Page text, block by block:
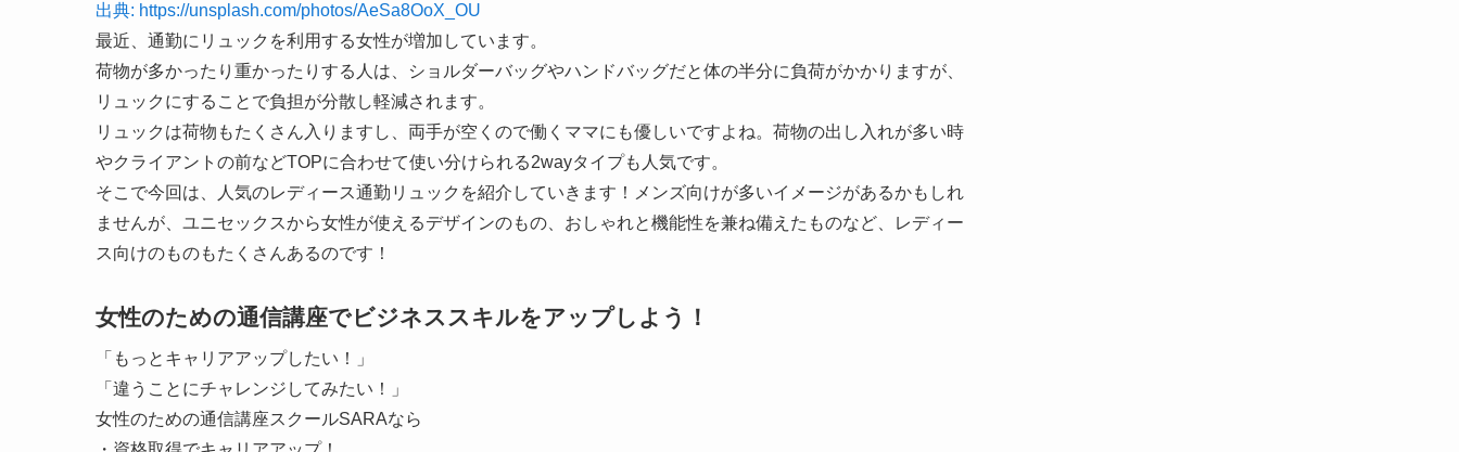
出典: https://unsplash.com/photos/AeSa8OoX_OU
最近、通勤にリュックを利用する女性が増加しています。
荷物が多かったり重かったりする人は、ショルダーバッグやハンドバッグだと体の半分に負荷がかかりますが、
リュックにすることで負担が分散し軽減されます。
リュックは荷物もたくさん入りますし、両手が空くので働くママにも優しいですよね。荷物の出し入れが多い時
やクライアントの前などTOPに合わせて使い分けられる2wayタイプも人気です。
そこで今回は、人気のレディース通勤リュックを紹介していきます！メンズ向けが多いイメージがあるかもしれ
ませんが、ユニセックスから女性が使えるデザインのもの、おしゃれと機能性を兼ね備えたものなど、レディー
ス向けのものもたくさんあるのです！
女性のための通信講座でビジネススキルをアップしよう！
「もっとキャリアアップしたい！」
「違うことにチャレンジしてみたい！」
女性のための通信講座スクールSARAなら